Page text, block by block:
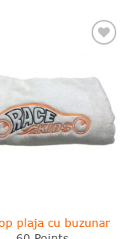
in
wishlist!
plaja cu buzunar